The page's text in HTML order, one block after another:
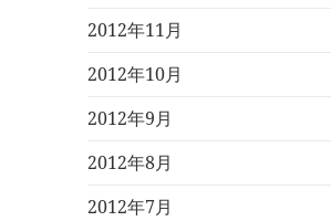
2012年11月
2012年10月
2012年9月
2012年8月
2012年7月